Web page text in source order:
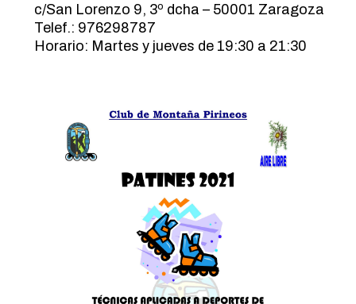
c/San Lorenzo 9, 3º dcha – 50001 Zaragoza
Telef.: 976298787
Horario: Martes y jueves de 19:30 a 21:30